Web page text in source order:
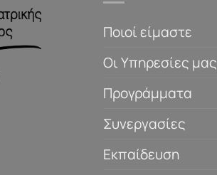
Ποιοί είμαστε
Οι Υπηρεσίες μας
Προγράμματα
Συνεργασίες
Εκπαίδευση